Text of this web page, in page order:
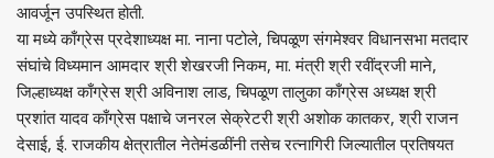
आवर्जून उपस्थित होती.
या मध्ये काँग्रेस प्रदेशाध्यक्ष मा. नाना पटोले, चिपळूण संगमेश्वर विधानसभा मतदार
संघांचे विध्यमान आमदार श्री शेखरजी निकम, मा. मंत्री श्री रवींद्रजी माने,
जिल्हाध्यक्ष काँग्रेस श्री अविनाश लाड, चिपळूण तालुका काँग्रेस अध्यक्ष श्री
प्रशांत यादव काँग्रेस पक्षाचे जनरल सेक्रेटरी श्री अशोक कातकर, श्री राजन
देसाई, ई. राजकीय क्षेत्रातील नेतेमंडळींनी तसेच रत्नागिरी जिल्यातील प्रतिषयत